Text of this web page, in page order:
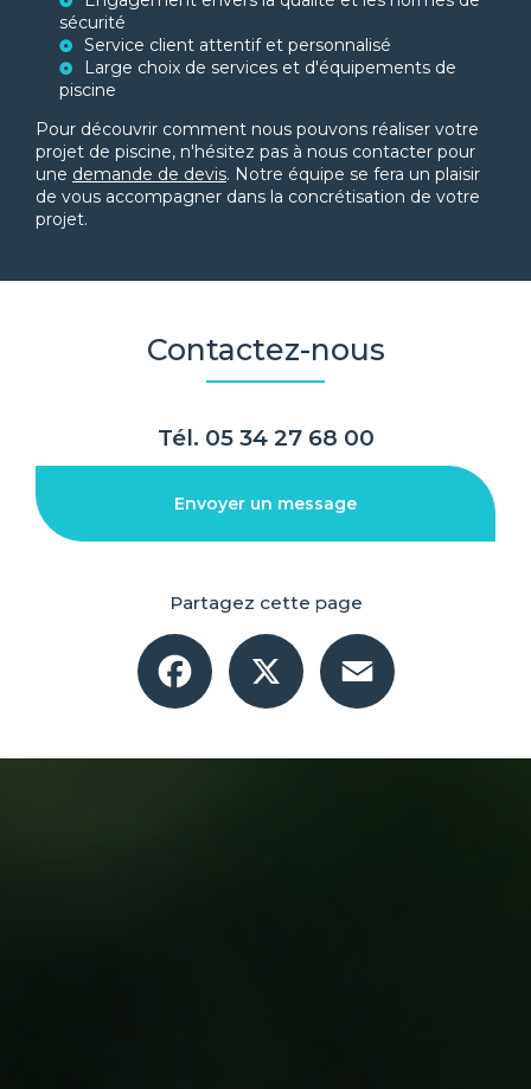
sécurité
Service client attentif et personnalisé
Large choix de services et d'équipements de
piscine
Pour découvrir comment nous pouvons réaliser votre
projet de piscine, n'hésitez pas à nous contacter pour
une demande de devis. Notre équipe se fera un plaisir
de vous accompagner dans la concrétisation de votre
projet.
Contactez-nous
Tél. 05 34 27 68 00
Envoyer un message
Partagez cette page
Facebook